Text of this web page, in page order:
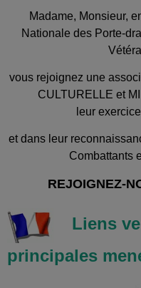
Madame, Monsieur,
Nationale des Porte-
vous rejoignez une
CULTURELLE et
leur
et dans leur
Combattants
REJOIGNEZ-
Liens
principales